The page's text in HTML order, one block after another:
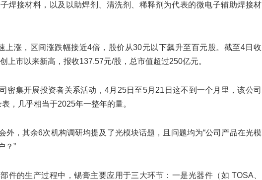
焊接材料，以及以助焊剂、清洗剂、稀释剂为代表的微电子辅助焊接材
上涨，区间涨跌幅接近4倍，股价从30元以下飙升至百元股。截至4日收
上市以来新高，报收137.57元/股，总市值超过250亿元。
密集开展投资者关系活动，4月25日至5月21日这不到一个月里，该公司
，几乎相当于2025年一整年的量。
外，其余6次机构调研均提及了光模块话题，且问题均为“公司产品在光模
？”
件的生产过程中，锡膏主要应用于三大环节：一是光器件（如 TOSA、